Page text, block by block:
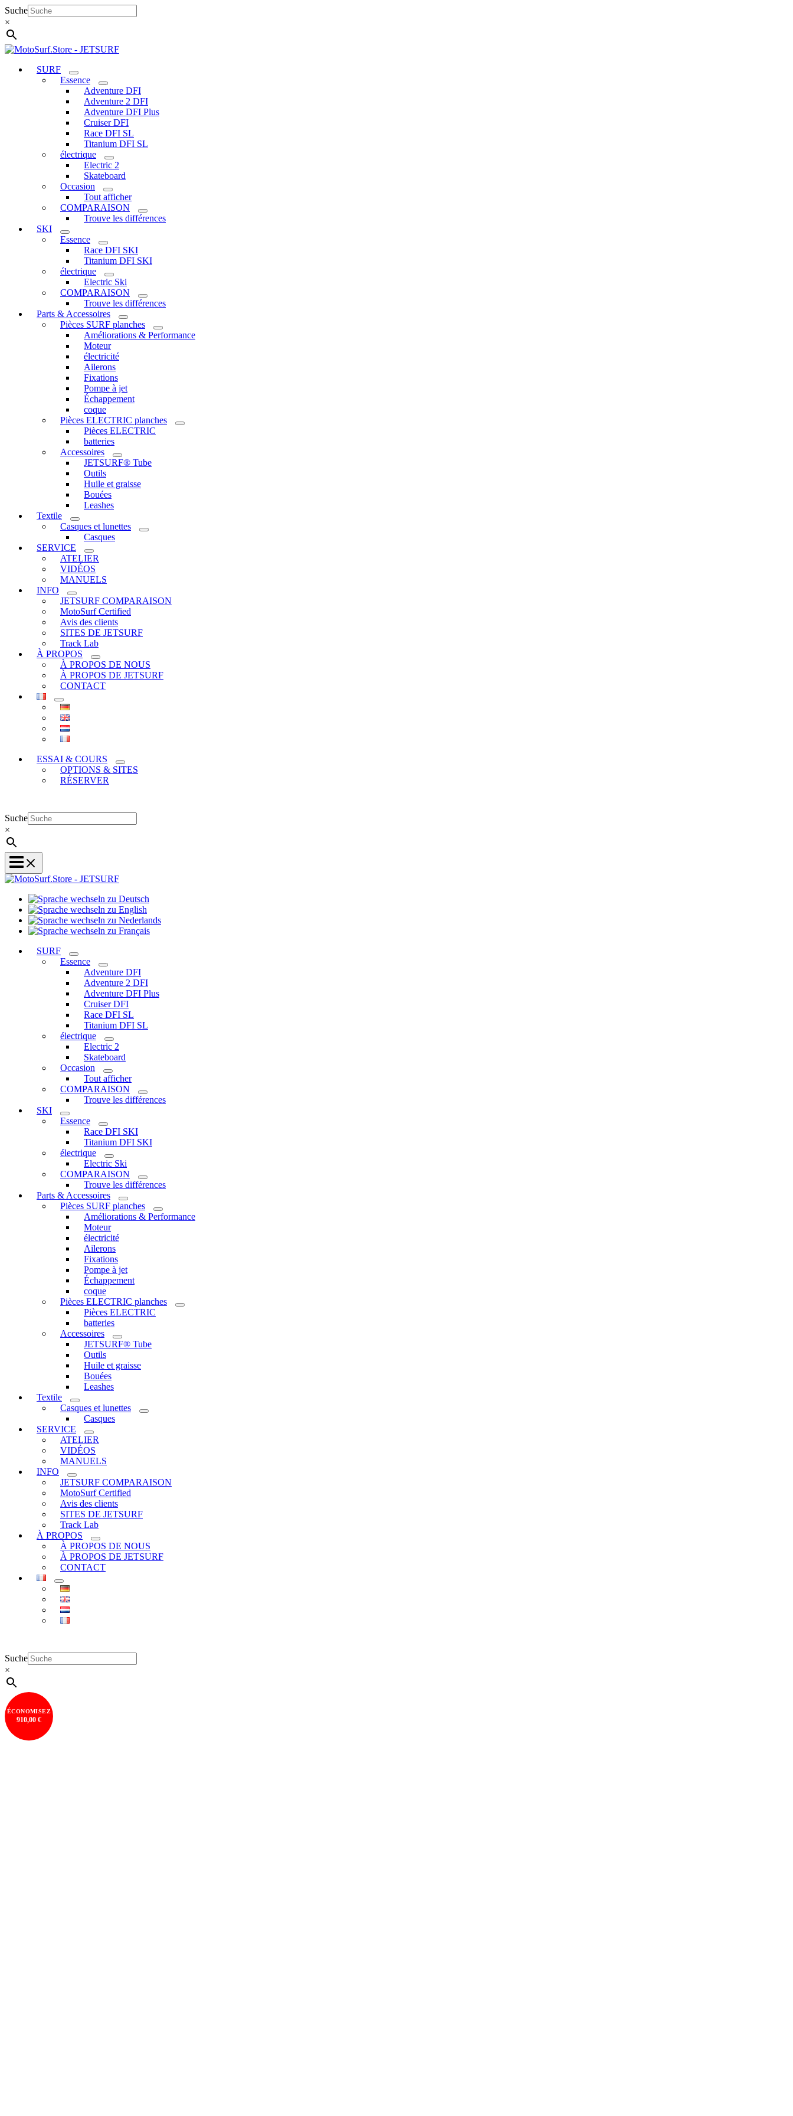
Aller
au
contenu
Suche
×
SURF
Essence
Adventure DFI
Adventure 2 DFI
Adventure DFI Plus
Cruiser DFI
Race DFI SL
Titanium DFI SL
électrique
Electric 2
Skateboard
Occasion
Tout afficher
COMPARAISON
Trouve les différences
SKI
Essence
Race DFI SKI
Titanium DFI SKI
électrique
Electric Ski
COMPARAISON
Trouve les différences
Parts & Accessoires
Pièces SURF planches
Améliorations & Performance
Moteur
électricité
Ailerons
Fixations
Pompe à jet
Échappement
coque
Pièces ELECTRIC planches
Pièces ELECTRIC
batteries
Accessoires
JETSURF® Tube
Outils
Huile et graisse
Bouées
Leashes
Textile
Casques et lunettes
Casques
SERVICE
ATELIER
VIDÉOS
MANUELS
INFO
JETSURF COMPARAISON
MotoSurf Certified
Avis des clients
SITES DE JETSURF
Track Lab
À PROPOS
À PROPOS DE NOUS
À PROPOS DE JETSURF
CONTACT
ESSAI & COURS
OPTIONS & SITES
RÉSERVER
Suche
×
zu
Deutsch
wechseln
zu
Sprache
Sprache
SURF
Essence
Adventure DFI
Adventure 2 DFI
Adventure DFI Plus
Cruiser DFI
Race DFI SL
Titanium DFI SL
électrique
Electric 2
Skateboard
Occasion
Tout afficher
COMPARAISON
Trouve les différences
SKI
Essence
Race DFI SKI
Titanium DFI SKI
électrique
Electric Ski
COMPARAISON
Trouve les différences
Parts & Accessoires
Pièces SURF planches
Améliorations & Performance
Moteur
électricité
Ailerons
Fixations
Pompe à jet
Échappement
coque
Pièces ELECTRIC planches
Pièces ELECTRIC
batteries
Accessoires
JETSURF® Tube
Outils
Huile et graisse
Bouées
Leashes
Textile
Casques et lunettes
Casques
SERVICE
ATELIER
VIDÉOS
MANUELS
INFO
JETSURF COMPARAISON
MotoSurf Certified
Avis des clients
SITES DE JETSURF
Track Lab
À PROPOS
À PROPOS DE NOUS
À PROPOS DE JETSURF
CONTACT
Suche
×
ÉCONOMISEZ
910,00 €